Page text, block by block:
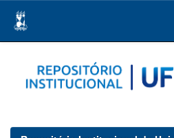
navigation